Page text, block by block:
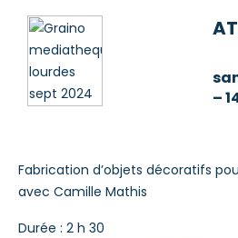
–
Fabrication d’objets décoratifs
avec Camille Mathis
Durée : 2 h 30